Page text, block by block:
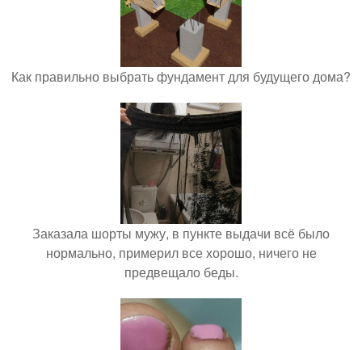
Как правильно выбрать фундамент для будущего дома?
Заказала шорты мужу, в пункте выдачи всё было
нормально, примерил все хорошо, ничего не
предвещало беды.